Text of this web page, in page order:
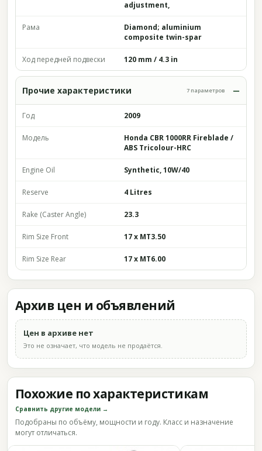
adjustment,
Рама
Diamond; aluminium
composite twin-spar
Ход передней подвески 120 mm / 4.3 in
Прочие характеристики 7 параметров
Год 2009
Модель
Honda CBR 1000RR Fireblade /
ABS Tricolour-HRC
Engine Oil Synthetic, 10W/40
Reserve 4 Litres
Rake (Caster Angle) 23.3
Rim Size Front 17 x MT3.50
Rim Size Rear 17 x MT6.00
Архив цен и объявлений
Цен в архиве нет
Это не означает, что модель не продаётся.
Похожие по характеристикам
Сравнить другие модели →
Подобраны по объёму, мощности и году. Класс и назначение
могут отличаться.